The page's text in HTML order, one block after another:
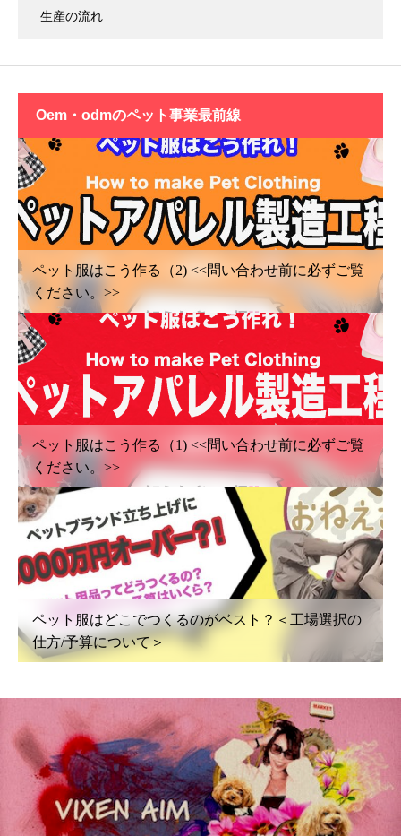
生産の流れ
oem・odmのペット事業最前線
ペット服はこう作る（2) <<問い合わせ前に必ずご覧
ください。>>
ペット服はこう作る（1) <<問い合わせ前に必ずご覧
ください。>>
ペット服はどこでつくるのがベスト？＜工場選択の
仕方/予算について＞